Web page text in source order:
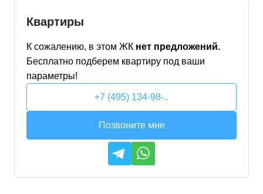
Квартиры
К сожалению, в этом ЖК нет предложений.
Бесплатно подберем квартиру под ваши
параметры!
+7 (495) 134-98-..
Позвоните мне